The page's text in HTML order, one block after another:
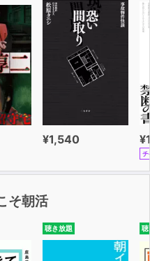
¥1,540
チ
そ朝活
聴き放題 聴